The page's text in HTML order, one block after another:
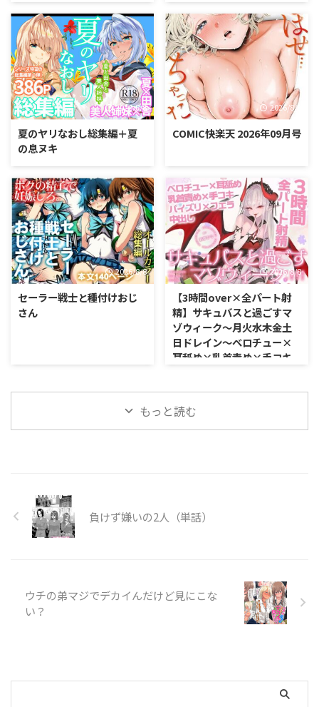
2026/8/8
夏のヤリなおし総集編＋夏
の息ヌキ
2026/8/8
COMIC快楽天 2026年09月号
2026/8/8
セーラー戦士と種付けおじ
さん
2026/8/8
【3時間over×全パート射
精】サキュバスと過ごすマ
ゾウィーク〜月火水木金土
日ドレイン〜ベロチュー×
耳舐め×乳首責め×手コキ
もっと読む
負けず嫌いの2人（単話）
ウチの弟マジでデカイんだけど見にこな
い？